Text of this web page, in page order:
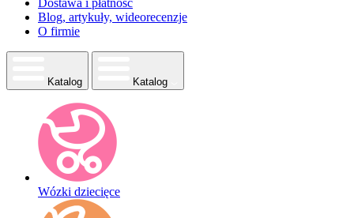
Dostawa i płatność
Blog, artykuły, wideorecenzje
O firmie
Katalog Katalog
Wózki dziecięce